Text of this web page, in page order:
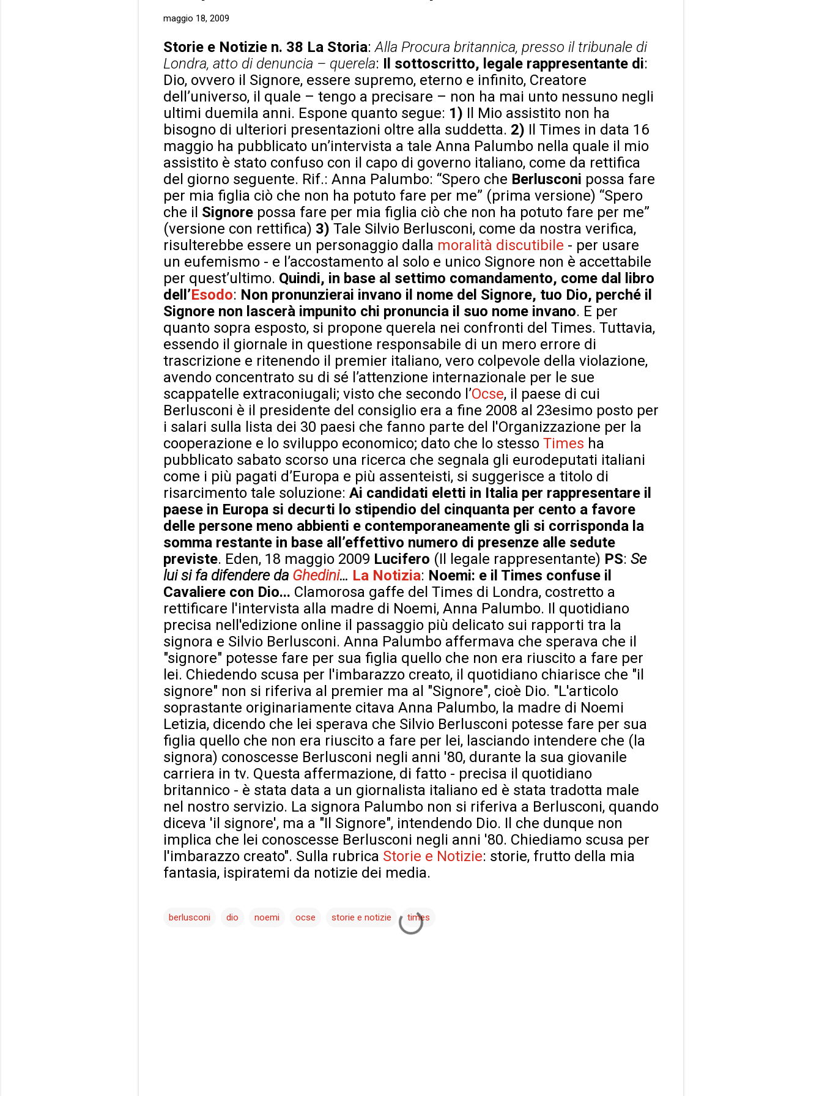
maggio 18, 2009
Storie e Notizie n. 38 La Storia:Alla Procura britannica, presso il tribunale di
Londra, atto di denuncia – querela: Il sottoscritto, legale rappresentante di:
Dio, ovvero il Signore, essere supremo, eterno e infinito, Creatore
dell’universo, il quale – tengo a precisare – non ha mai unto nessuno negli
ultimi duemila anni. Espone quanto segue: 1) Il Mio assistito non ha
bisogno di ulteriori presentazioni oltre alla suddetta. 2) Il Times in data 16
maggio ha pubblicato un’intervista a tale Anna Palumbo nella quale il mio
assistito è stato confuso con il capo di governo italiano, come da rettifica
del giorno seguente. Rif.: Anna Palumbo: “Spero che Berlusconi possa fare
per mia figlia ciò che non ha potuto fare per me” (prima versione) “Spero
che il Signore possa fare per mia figlia ciò che non ha potuto fare per me”
(versione con rettifica) 3) Tale Silvio Berlusconi, come da nostra verifica,
risulterebbe essere un personaggio dalla moralità discutibile - per usare
un eufemismo - e l’accostamento al solo e unico Signore non è accettabile
per quest’ultimo. Quindi, in base al settimo comandamento, come dal libro
dell’Esodo: Non pronunzierai invano il nome del Signore, tuo Dio, perché il
Signore non lascerà impunito chi pronuncia il suo nome invano. E per
quanto sopra esposto, si propone querela nei confronti del Times. Tuttavia,
essendo il giornale in questione responsabile di un mero errore di
trascrizione e ritenendo il premier italiano, vero colpevole della violazione,
avendo concentrato su di sé l’attenzione internazionale per le sue
scappatelle extraconiugali; visto che secondo l’Ocse, il paese di cui
Berlusconi è il presidente del consiglio era a fine 2008 al 23esimo posto per
i salari sulla lista dei 30 paesi che fanno parte del l'Organizzazione per la
cooperazione e lo sviluppo economico; dato che lo stesso Times ha
pubblicato sabato scorso una ricerca che segnala gli eurodeputati italiani
come i più pagati d’Europa e più assenteisti, si suggerisce a titolo di
risarcimento tale soluzione: Ai candidati eletti in Italia per rappresentare il
paese in Europa si decurti lo stipendio del cinquanta per cento a favore
delle persone meno abbienti e contemporaneamente gli si corrisponda la
somma restante in base all’effettivo numero di presenze alle sedute
previste. Eden, 18 maggio 2009 Lucifero (Il legale rappresentante) PS: Se
lui si fa difendere da Ghedini… La Notizia: Noemi: e il Times confuse il
Cavaliere con Dio... Clamorosa gaffe del Times di Londra, costretto a
rettificare l'intervista alla madre di Noemi, Anna Palumbo. Il quotidiano
precisa nell'edizione online il passaggio più delicato sui rapporti tra la
signora e Silvio Berlusconi. Anna Palumbo affermava che sperava che il
"signore" potesse fare per sua figlia quello che non era riuscito a fare per
lei. Chiedendo scusa per l'imbarazzo creato, il quotidiano chiarisce che "il
signore" non si riferiva al premier ma al "Signore", cioè Dio. "L'articolo
soprastante originariamente citava Anna Palumbo, la madre di Noemi
Letizia, dicendo che lei sperava che Silvio Berlusconi potesse fare per sua
figlia quello che non era riuscito a fare per lei, lasciando intendere che (la
signora) conoscesse Berlusconi negli anni '80, durante la sua giovanile
carriera in tv. Questa affermazione, di fatto - precisa il quotidiano
britannico - è stata data a un giornalista italiano ed è stata tradotta male
nel nostro servizio. La signora Palumbo non si riferiva a Berlusconi, quando
diceva 'il signore', ma a "Il Signore", intendendo Dio. Il che dunque non
implica che lei conoscesse Berlusconi negli anni '80. Chiediamo scusa per
l'imbarazzo creato". Sulla rubrica Storie e Notizie: storie, frutto della mia
fantasia, ispiratemi da notizie dei media.
berlusconi dio noemi ocse storie e notizie times